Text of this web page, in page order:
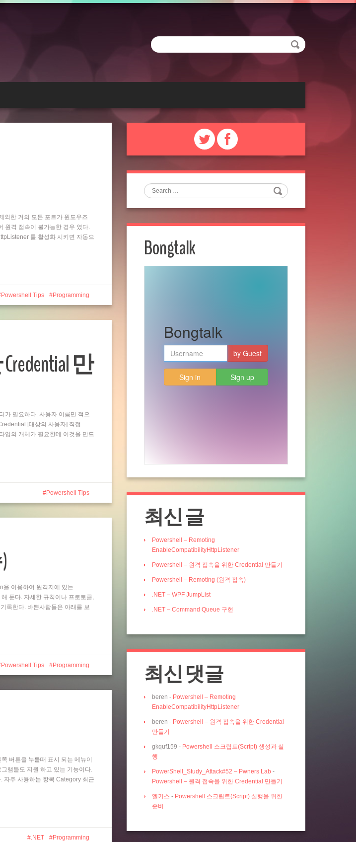
외한 거의 모든 포트가 윈도우즈
원격 접속이 불가능한 경우 였다.
를 활성화 시키면 자동으
Powershell Tips Programming
만
가 필요하다. 사용자 이름만 적으
[대상의 사용자] 직접
입의 개체가 필요한데 이것을 만드
Powershell Tips
을 이용하여 원격지에 있는
둔다. 자세한 규칙이나 프로토콜,
록한다. 바쁜사람들은 아래를 보
Powershell Tips Programming
버튼을 누를때 표시 되는 메뉴이
램들도 지원 하고 있는 기능이다.
자주 사용하는 항목 Category 최근
.NET Programming
Search
Bongtalk
최신 글
Powershell – Remoting
EnableCompatibilityHttpListener
Powershell – 원격 접속을 위한 Credential 만들기
Powershell – Remoting (원격 접속)
.NET – WPF JumpList
.NET – Command Queue 구현
최신 댓글
beren - Powershell – Remoting
EnableCompatibilityHttpListener
beren - Powershell – 원격 접속을 위한 Credential
만들기
gkquf159 - Powershell 스크립트(Script) 생성과 실
행
PowerShell_Study_Attack#52 – Pwners Lab -
Powershell – 원격 접속을 위한 Credential 만들기
엘키스 - Powershell 스크립트(Script) 실행을 위한
준비